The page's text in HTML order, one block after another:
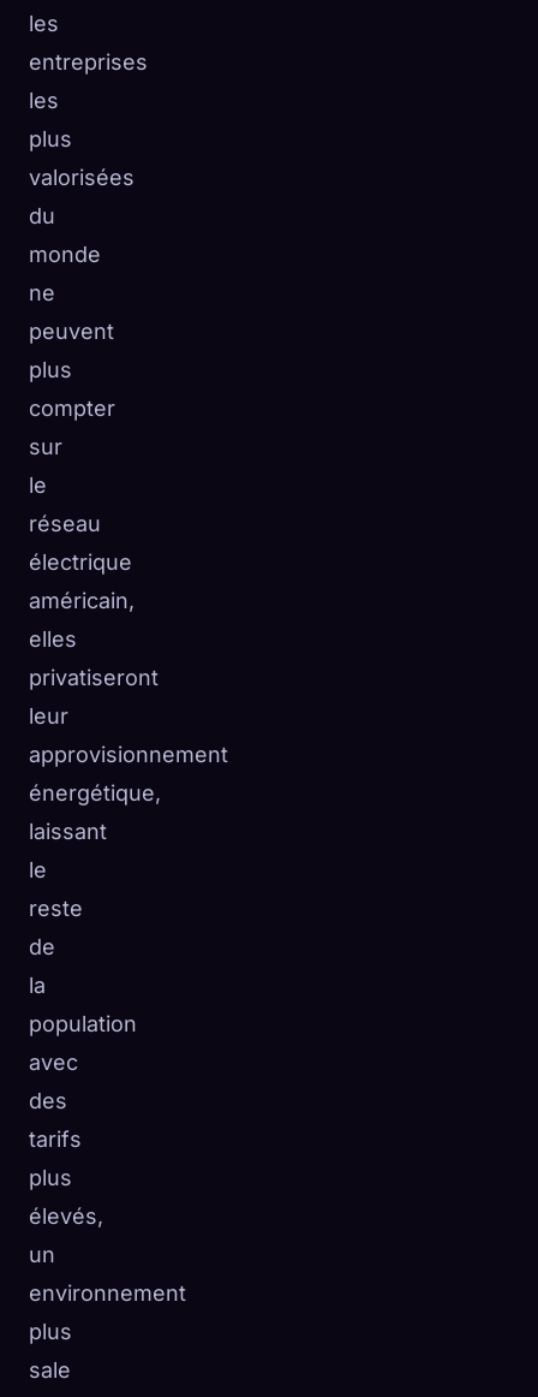
les
entreprises
les
plus
valorisées
du
monde
ne
peuvent
plus
compter
sur
le
réseau
électrique
américain,
elles
privatiseront
leur
approvisionnement
énergétique,
laissant
le
reste
de
la
population
avec
des
tarifs
plus
élevés,
un
environnement
plus
sale